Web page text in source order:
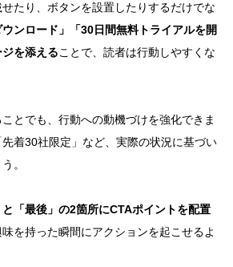
たり、ボタンを設置したりするだけでな
ウンロード」「30日間無料トライアルを開
を添えることで、読者は行動しやすくな
とでも、行動への動機づけを強化できま
着30社限定」など、実際の状況に基づい
。
と「最後」の2箇所にCTAポイントを配置
を持った瞬間にアクションを起こせるよ